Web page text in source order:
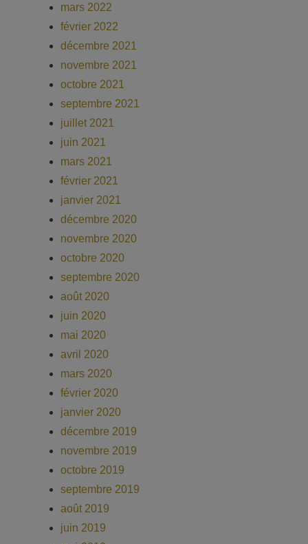
mars 2022
février 2022
décembre 2021
novembre 2021
octobre 2021
septembre 2021
juillet 2021
juin 2021
mars 2021
février 2021
janvier 2021
décembre 2020
novembre 2020
octobre 2020
septembre 2020
août 2020
juin 2020
mai 2020
avril 2020
mars 2020
février 2020
janvier 2020
décembre 2019
novembre 2019
octobre 2019
septembre 2019
août 2019
juin 2019